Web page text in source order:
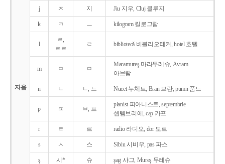
자음
j ㅈ 지 Jiu 지우, Cluj 클루지
k ㅋ ㅡ kilogram 킬로그람
l
ㄹ,
ㄹㄹ
ㄹ bibliotecǎ 비블리오테커, hotel 호텔
m ㅁ ㅁ
Maramureş 마라무레슈, Avram
아브람
n ㄴ ㄴ, 느 Nucet 누체트, Bran 브란, pumn 품느
p ㅍ ㅂ, 프
pianist 피아니스트, septembrie
셉템브리에, cap 카프
r ㄹ 르 radio 라디오, dor 도르
s ㅅ 스 Sibiu 시비우, pas 파스
ş 시* 슈 şag 샤그, Mureş 무레슈